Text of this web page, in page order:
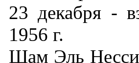
23 декабря -
1956 г.
Шам Эль